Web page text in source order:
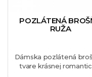
POZLÁTENÁ
RUŽA
Dámska pozlátená
tvare krásnej